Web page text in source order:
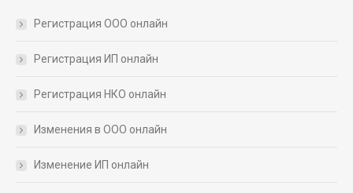
Регистрация ООО онлайн
Регистрация ИП онлайн
Регистрация НКО онлайн
Изменения в ООО онлайн
Изменение ИП онлайн